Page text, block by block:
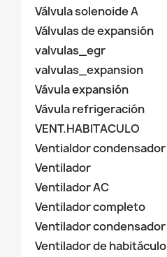
Válvula solenoide A
Válvulas de expansión
valvulas_egr
valvulas_expansion
Vávula expansión
Vávula refrigeración
VENT.HABITACULO
Ventialdor condensador
Ventilador
Ventilador AC
Ventilador completo
Ventilador condensador
Ventilador de habitáculo